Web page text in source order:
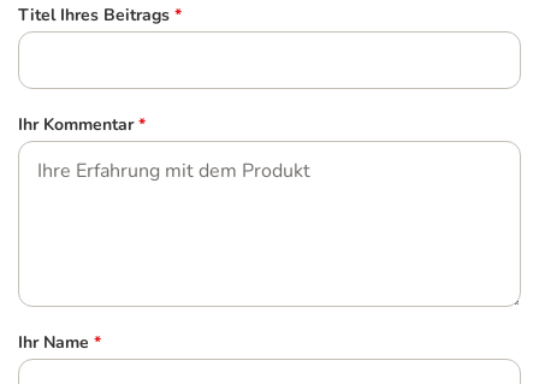
Titel Ihres Beitrags *
Ihr Kommentar *
Ihr Name *